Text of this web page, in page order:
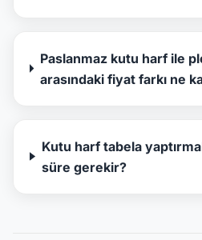
Paslanmaz kutu harf ile
arasındaki fiyat farkı ne
Kutu harf tabela
süre gerekir?